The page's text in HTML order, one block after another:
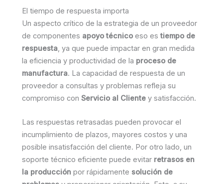
El tiempo de respuesta importa
Un aspecto crítico de la estrategia de un proveedor
de componentes apoyo técnico eso es tiempo de
respuesta, ya que puede impactar en gran medida
la eficiencia y productividad de la proceso de
manufactura. La capacidad de respuesta de un
proveedor a consultas y problemas refleja su
compromiso con Servicio al Cliente y satisfacción.
Las respuestas retrasadas pueden provocar el
incumplimiento de plazos, mayores costos y una
posible insatisfacción del cliente. Por otro lado, un
soporte técnico eficiente puede evitar retrasos en
la producción por rápidamente solución de